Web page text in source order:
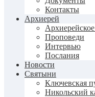
Контакты
Архиерей
Проповеди
Интервью
Послания
Новости
Святыни
Ключевская
Никольский